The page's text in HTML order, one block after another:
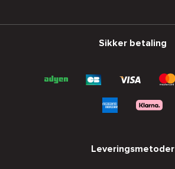
Sikker betaling
Leveringsmetoder